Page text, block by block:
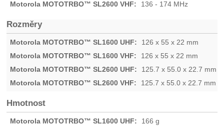
136 - 174 MHz
Rozměry
126 x 55 x 22 mm
126 x 55 x 22 mm
125.7 x 55.0 x 22.7 mm
125.7 x 55.0 x 22.7 mm
Hmotnost
166 g